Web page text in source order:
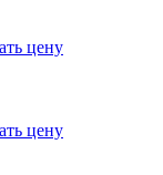
цену
цену